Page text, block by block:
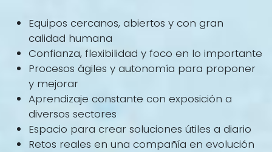
Equipos cercanos, abiertos y con gran
calidad humana
Confianza, flexibilidad y foco en lo importante
Procesos ágiles y autonomía para proponer
y mejorar
Aprendizaje constante con exposición a
diversos sectores
Espacio para crear soluciones útiles a diario
Retos reales en una compañía en evolución